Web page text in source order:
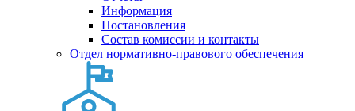
Информация
Постановления
Состав комиссии и контакты
Отдел нормативно-правового обеспечения